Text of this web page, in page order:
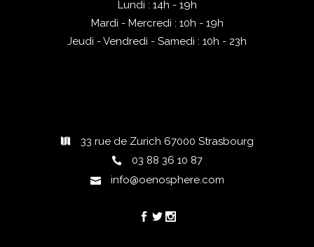
Lundi : 14h - 19h
Mardi - Mercredi : 10h - 19h
Jeudi - Vendredi - Samedi : 10h - 23h
33 rue de Zurich 67000 Strasbourg
03 88 36 10 87
info@oenosphere.com